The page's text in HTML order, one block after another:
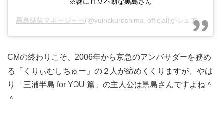
黒島結菜マネージャー(@yuinakuroshima_official)がシェアした投稿 –
CMの終わりこそ、2006年から京急のアンバサダーを務め
る「くりぃむしちゅー」の２人が締めくくりますが、やは
り「三浦半島 for YOU 篇」の主人公は黒島さんですよね＾
＾